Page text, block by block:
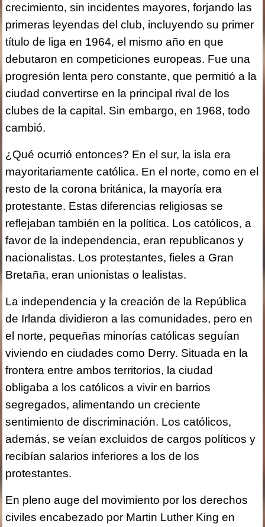
crecimiento, sin incidentes mayores, forjando las
primeras leyendas del club, incluyendo su primer
título de liga en 1964, el mismo año en que
debutaron en competiciones europeas. Fue una
progresión lenta pero constante, que permitió a la
ciudad convertirse en la principal rival de los
clubes de la capital. Sin embargo, en 1968, todo
cambió.
¿Qué ocurrió entonces? En el sur, la isla era
mayoritariamente católica. En el norte, como en el
resto de la corona británica, la mayoría era
protestante. Estas diferencias religiosas se
reflejaban también en la política. Los católicos, a
favor de la independencia, eran republicanos y
nacionalistas. Los protestantes, fieles a Gran
Bretaña, eran unionistas o lealistas.
La independencia y la creación de la República
de Irlanda dividieron a las comunidades, pero en
el norte, pequeñas minorías católicas seguían
viviendo en ciudades como Derry. Situada en la
frontera entre ambos territorios, la ciudad
obligaba a los católicos a vivir en barrios
segregados, alimentando un creciente
sentimiento de discriminación. Los católicos,
además, se veían excluidos de cargos políticos y
recibían salarios inferiores a los de los
protestantes.
En pleno auge del movimiento por los derechos
civiles encabezado por Martin Luther King en